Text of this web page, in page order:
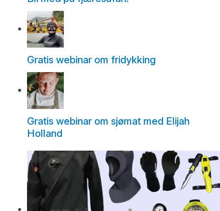
Gratis webinar om fridykking
Gratis webinar om sjømat med Elijah
Holland